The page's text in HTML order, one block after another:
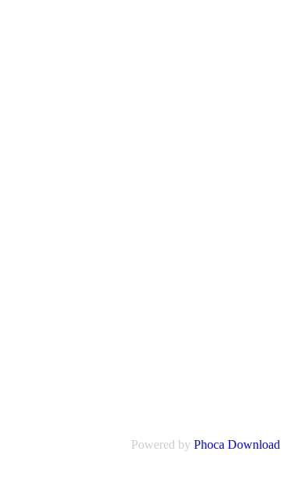
Powered by Phoca Download